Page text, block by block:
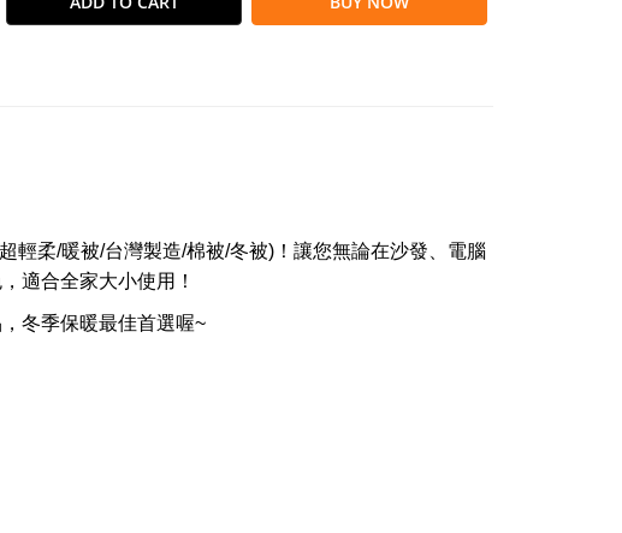
輕柔/暖被/台灣製造/棉被/冬被)！讓您無論在沙發、電腦
適合全家大小使用！
冬季保暖最佳首選喔~